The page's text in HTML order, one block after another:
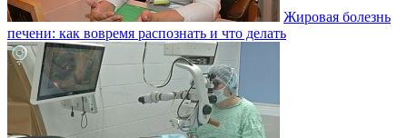
Жировая болезнь
печени: как вовремя распознать и что делать